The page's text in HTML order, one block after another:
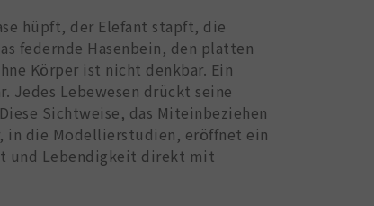
hüpft, der Elefant stapft, die
federnde Hasenbein, den platten
Körper ist nicht denkbar. Ein
Jedes Lebewesen drückt seine
Sichtweise, das Miteinbeziehen
in die Modellierstudien, eröffnet ein
und Lebendigkeit direkt mit